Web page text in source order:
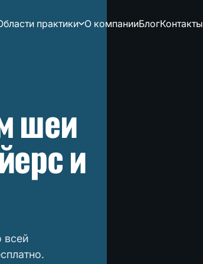
практики О компанииБлогКонтакты
шеи
и
всей